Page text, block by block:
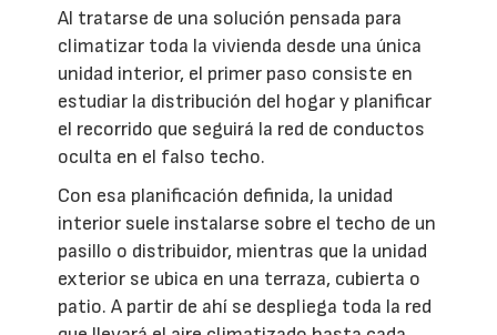
Al tratarse de una solución pensada para
climatizar toda la vivienda desde una única
unidad interior, el primer paso consiste en
estudiar la distribución del hogar y planificar
el recorrido que seguirá la red de conductos
oculta en el falso techo.
Con esa planificación definida, la unidad
interior suele instalarse sobre el techo de un
pasillo o distribuidor, mientras que la unidad
exterior se ubica en una terraza, cubierta o
patio. A partir de ahí se despliega toda la red